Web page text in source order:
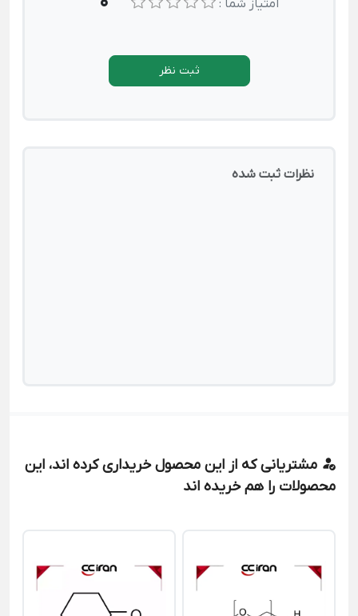
امتیاز شما :
ثبت نظر
نظرات ثبت شده
مشتریانی که از این محصول خریداری کرده اند، این
محصولات را هم خریده اند